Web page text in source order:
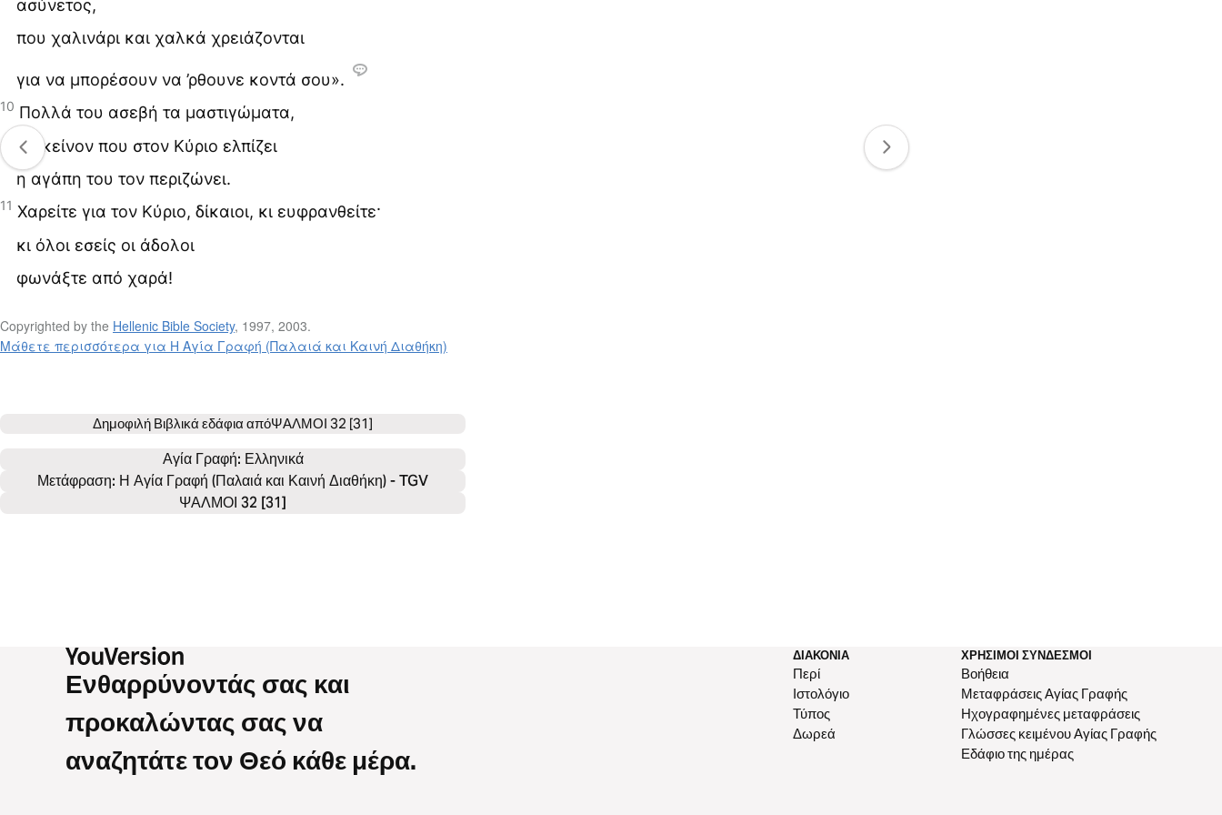
ασύνετος,
που χαλινάρι και χαλκά χρειάζονται
για να μπορέσουν να ’ρθουνε κοντά σου».
10 Πολλά του ασεβή τα μαστιγώματα,
μα κείνον που στον Κύριο ελπίζει
η αγάπη του τον περιζώνει.
11 Χαρείτε για τον Κύριο, δίκαιοι, κι ευφρανθείτε·
κι όλοι εσείς οι άδολοι
φωνάξτε από χαρά!
Copyrighted by the Hellenic Bible Society, 1997, 2003.
Μάθετε περισσότερα για Η Αγία Γραφή (Παλαιά και Καινή Διαθήκη)
Δημοφιλή Βιβλικά εδάφια απόΨΑΛΜΟΙ 32 [31]
Αγία Γραφή: Ελληνικά
Μετάφραση: Η Αγία Γραφή (Παλαιά και Καινή Διαθήκη) - TGV
ΨΑΛΜΟΙ 32 [31]
Ενθαρρύνοντάς σας και
προκαλώντας σας να
αναζητάτε τον Θεό κάθε μέρα.
ΔΙΑΚΟΝΊΑ
Περί
Ιστολόγιο
Τύπος
Δωρεά
ΧΡΉΣΙΜΟΙ ΣΎΝΔΕΣΜΟΙ
Βοήθεια
Μεταφράσεις Αγίας Γραφής
Ηχογραφημένες μεταφράσεις
Γλώσσες κειμένου Αγίας Γραφής
Εδάφιο της ημέρας